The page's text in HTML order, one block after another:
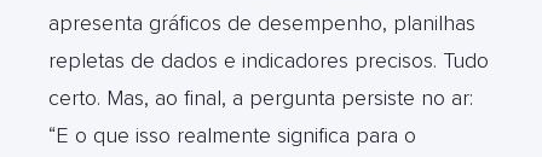
apresenta gráficos de desempenho, planilhas
repletas de dados e indicadores precisos. Tudo
certo. Mas, ao final, a pergunta persiste no ar:
“E o que isso realmente significa para o